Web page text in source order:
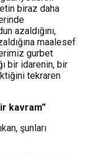
biraz daha
azaldığını,
maalesef
gurbet
bir idarenin, bir
tekraren
kavram”
şunları